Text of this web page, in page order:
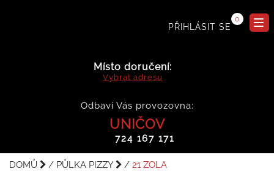
PŘIHLÁSIT SE
0
Místo doručení:
Vybrat adresu
Odbaví Vás provozovna:
UNIČOV
724 167 171
DOMŮ PŮLKA PIZZY 21 ZOLA